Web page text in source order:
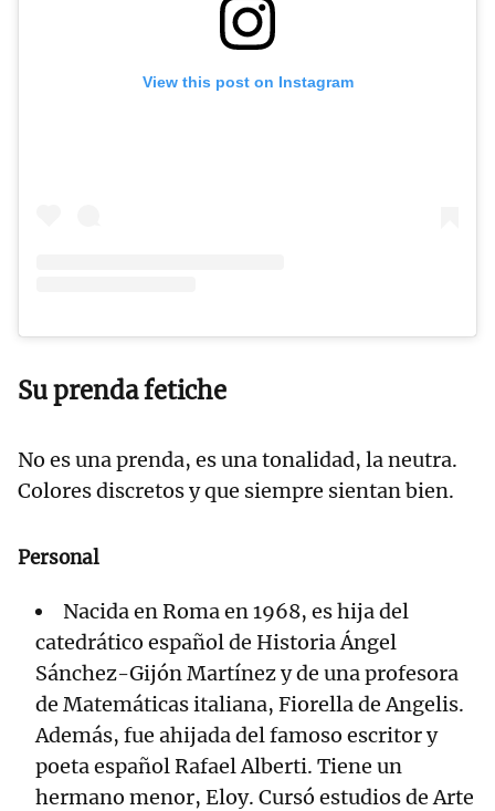
View this post on Instagram
Su prenda fetiche
No es una prenda, es una tonalidad, la neutra.
Colores discretos y que siempre sientan bien.
Personal
Nacida en Roma en 1968, es hija del
catedrático español de Historia Ángel
Sánchez-Gijón Martínez y de una profesora
de Matemáticas italiana, Fiorella de Angelis.
Además, fue ahijada del famoso escritor y
poeta español Rafael Alberti. Tiene un
hermano menor, Eloy. Cursó estudios de Arte